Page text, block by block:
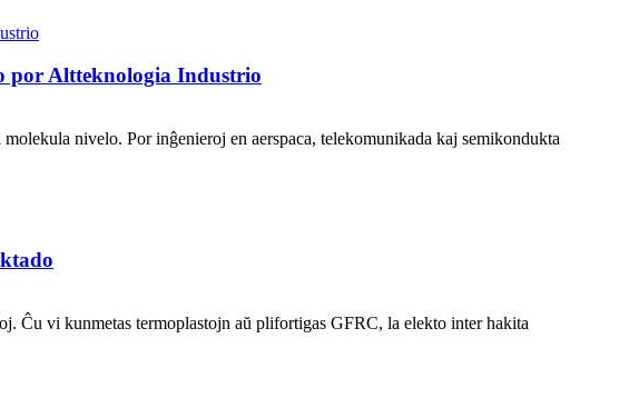
por Altteknologia Industrio
nivelo. Por inĝenieroj en aerspaca, telekomunikada kaj semikondukta
Ĉu vi kunmetas termoplastojn aŭ plifortigas GFRC, la elekto inter hakita